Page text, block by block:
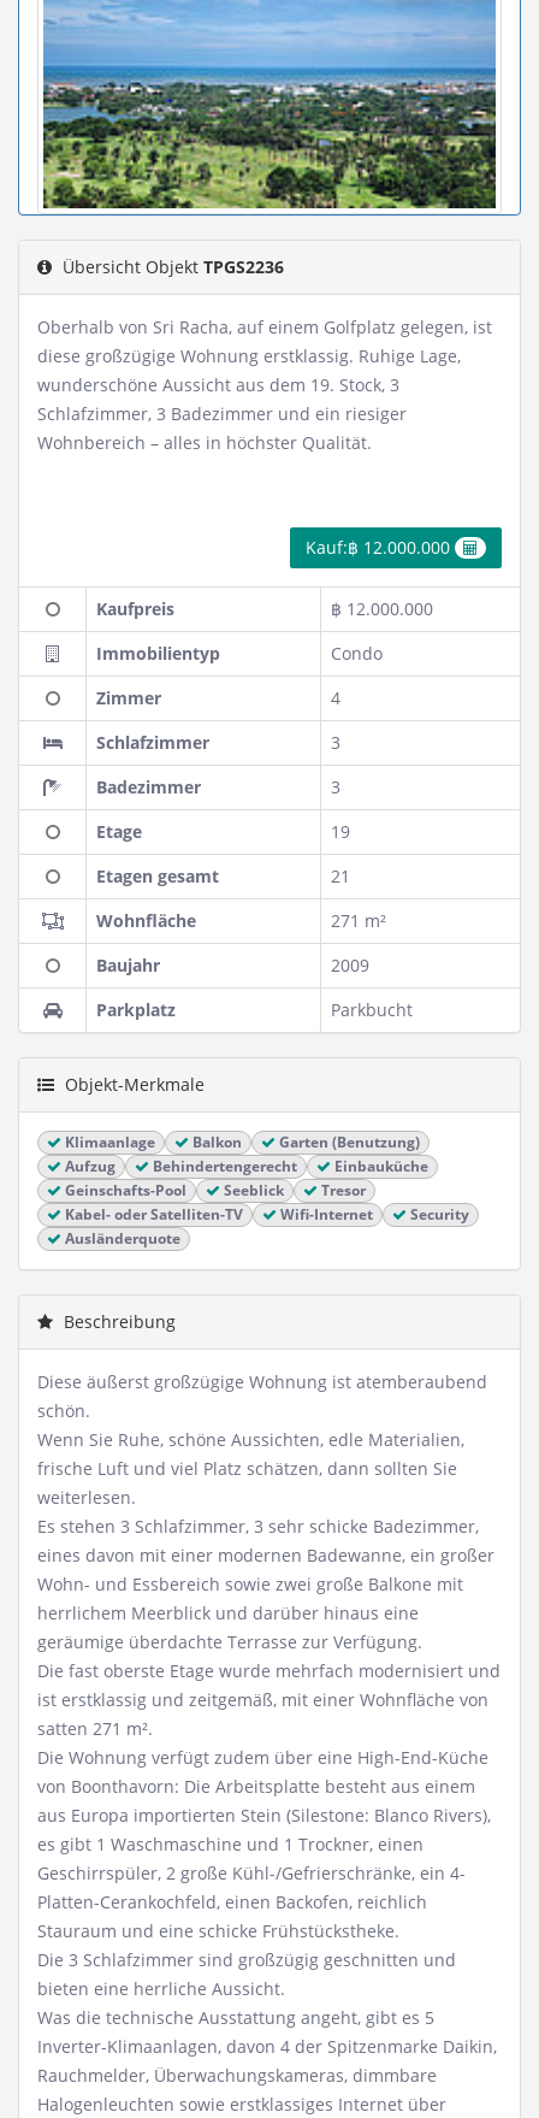
Übersicht Objekt TPGS2236
Oberhalb von Sri Racha, auf einem Golfplatz gelegen, ist
diese großzügige Wohnung erstklassig. Ruhige Lage,
wunderschöne Aussicht aus dem 19. Stock, 3
Schlafzimmer, 3 Badezimmer und ein riesiger
Wohnbereich – alles in höchster Qualität.
Kauf:฿ 12.000.000
Kaufpreis
฿ 12.000.000
Immobilientyp
Condo
Zimmer
4
Schlafzimmer
3
Badezimmer
3
Etage
19
Etagen gesamt
21
Wohnfläche
271 m²
Baujahr
2009
Parkplatz
Parkbucht
Objekt-Merkmale
Klimaanlage Balkon
Garten (Benutzung)
Aufzug
Behindertengerecht
Einbauküche
Geinschafts-Pool
Seeblick
Tresor
Kabel- oder Satelliten-TV
Wifi-Internet
Security
Ausländerquote
Beschreibung
Diese äußerst großzügige Wohnung ist atemberaubend
schön.
Wenn Sie Ruhe, schöne Aussichten, edle Materialien,
frische Luft und viel Platz schätzen, dann sollten Sie
weiterlesen.
Es stehen 3 Schlafzimmer, 3 sehr schicke Badezimmer,
eines davon mit einer modernen Badewanne, ein großer
Wohn- und Essbereich sowie zwei große Balkone mit
herrlichem Meerblick und darüber hinaus eine
geräumige überdachte Terrasse zur Verfügung.
Die fast oberste Etage wurde mehrfach modernisiert und
ist erstklassig und zeitgemäß, mit einer Wohnfläche von
satten 271 m².
Die Wohnung verfügt zudem über eine High-End-Küche
von Boonthavorn: Die Arbeitsplatte besteht aus einem
aus Europa importierten Stein (Silestone: Blanco Rivers),
es gibt 1 Waschmaschine und 1 Trockner, einen
Geschirrspüler, 2 große Kühl-/Gefrierschränke, ein 4-
Platten-Cerankochfeld, einen Backofen, reichlich
Stauraum und eine schicke Frühstückstheke.
Die 3 Schlafzimmer sind großzügig geschnitten und
bieten eine herrliche Aussicht.
Was die technische Ausstattung angeht, gibt es 5
Inverter-Klimaanlagen, davon 4 der Spitzenmarke Daikin,
Rauchmelder, Überwachungskameras, dimmbare
Halogenleuchten sowie erstklassiges Internet über